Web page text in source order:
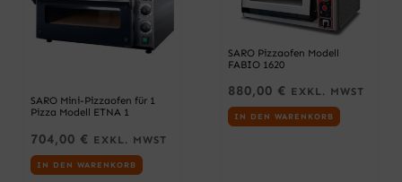
0
SARO Mini-Pizzaofen für 1
Pizza Modell ETNA 1
704,00 € EXKL. MWST
IN DEN WARENKORB
SARO Pizzaofen Modell
FABIO 1620
880,00 € EXKL. MWST
IN DEN WARENKORB